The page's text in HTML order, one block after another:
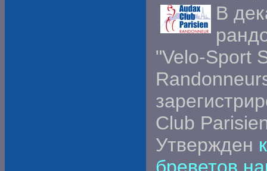
В
"Velo-Sport
Club
Утвержден